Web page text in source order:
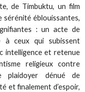
de Timbuktu, un film
sérénité éblouissantes,
: un acte de
à ceux qui subissent
intelligence et retenue
religieux contre
plaidoyer dénué de
et finalement d’espoir,